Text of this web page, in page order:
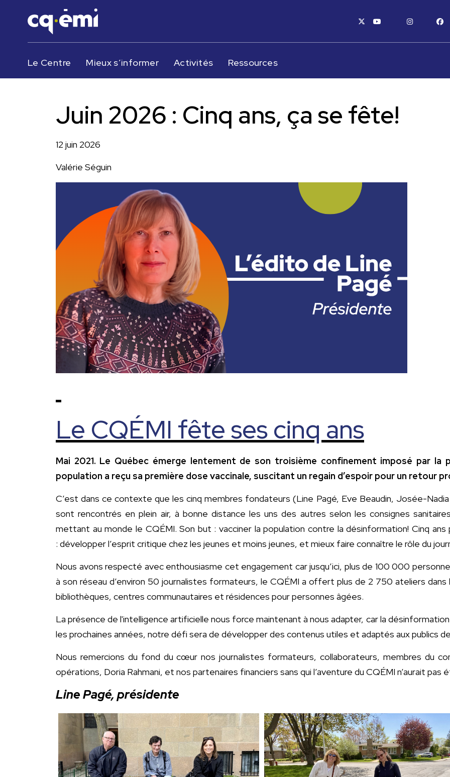
x-twitteryoutube instagram
Le Centre Mieux s’informer Activités Ressources
Juin 2026 : Cinq ans, ça se fête!
12 juin 2026
Valérie Séguin
Le CQÉMI fête ses cinq ans
Mai 2021. Le Québec émerge lentement de son troisième confinement imposé par la
population a reçu sa première dose vaccinale, suscitant un regain d’espoir pour un retour
C’est dans ce contexte que les cinq membres fondateurs (Line Pagé, Eve Beaudin, Josée-
sont rencontrés en plein air, à bonne distance les uns des autres selon les consignes
mettant au monde le CQÉMI. Son but : vacciner la population contre la désinformation! Cinq
: développer l’esprit critique chez les jeunes et moins jeunes, et mieux faire connaître le rôle du
Nous avons respecté avec enthousiasme cet engagement car jusqu’ici, plus de 100 000
à son réseau d’environ 50 journalistes formateurs, le CQÉMI a offert plus de 2 750 ateliers
bibliothèques, centres communautaires et résidences pour personnes âgées.
La présence de l'intelligence artificielle nous force maintenant à nous adapter, car la
les prochaines années, notre défi sera de développer des contenus utiles et adaptés aux publics
Nous remercions du fond du cœur nos journalistes formateurs, collaborateurs, membres du
opérations, Doria Rahmani, et nos partenaires financiers sans qui l’aventure du CQÉMI n’aurait pas
Line Pagé, présidente